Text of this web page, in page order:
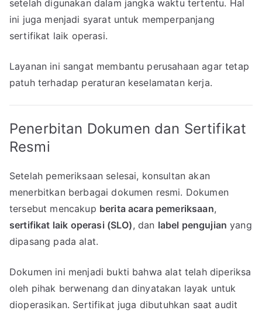
setelah digunakan dalam jangka waktu tertentu. Hal
ini juga menjadi syarat untuk memperpanjang
sertifikat laik operasi.
Layanan ini sangat membantu perusahaan agar tetap
patuh terhadap peraturan keselamatan kerja.
Penerbitan Dokumen dan Sertifikat
Resmi
Setelah pemeriksaan selesai, konsultan akan
menerbitkan berbagai dokumen resmi. Dokumen
tersebut mencakup berita acara pemeriksaan,
sertifikat laik operasi (SLO), dan label pengujian yang
dipasang pada alat.
Dokumen ini menjadi bukti bahwa alat telah diperiksa
oleh pihak berwenang dan dinyatakan layak untuk
dioperasikan. Sertifikat juga dibutuhkan saat audit